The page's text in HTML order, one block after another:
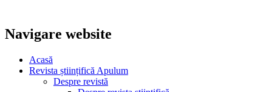
Navigare website
Acasă
Revista științifică Apulum
Despre revistă